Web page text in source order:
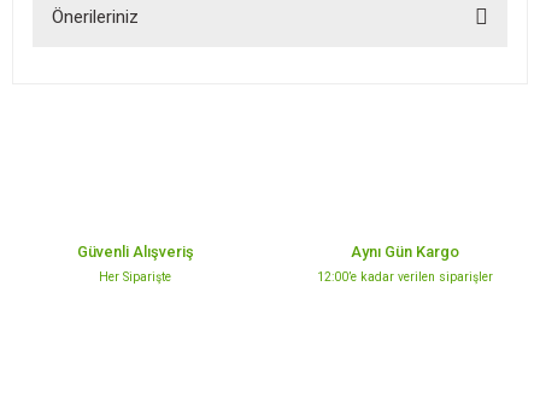
Önerileriniz
Ürün bilgilerinde hatalar bulunuyor.
Güvenli Alışveriş
Her Siparişte
Aynı Gün Kargo
12:00’e kadar verilen siparişler